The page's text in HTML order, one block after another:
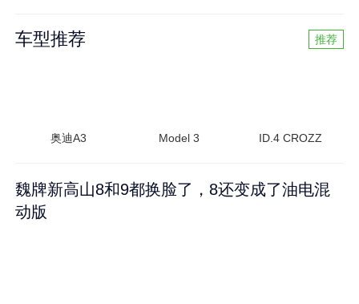
车型推荐 推荐
奥迪A3 Model 3 ID.4 CROZZ
魏牌新高山8和9都换脸了，8还变成了油电混
动版